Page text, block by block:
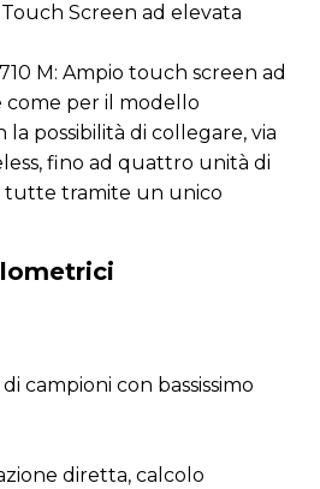
Screen ad elevata
M: Ampio touch screen ad
come per il modello
possibilità di collegare, via
fino ad quattro unità di
tutte tramite un unico
campioni con bassissimo
diretta, calcolo